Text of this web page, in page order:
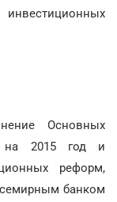
Основных
на 2015 год и
реформ,
банком